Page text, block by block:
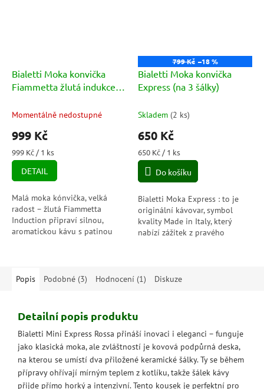
Bialetti Moka konvička
Fiammetta žlutá indukce
Momentálně nedostupné
999 Kč
Měrná
cena:
999 Kč / 1 ks
DETAIL
Malá moka kónvička, velká
radost – žlutá Fiammetta
Induction připraví silnou,
aromatickou kávu s patinou
799 Kč –18 %
Bialetti Moka konvička
Express (na 3 šálky)
Skladem (2 ks)
650 Kč
Měrná
cena:
650 Kč / 1 ks
Do košíku
Bialetti Moka Express : to je
originální kávovar, symbol
kvality Made in Italy, který
nabízí zážitek z pravého
Popis Podobné (3) Hodnocení (1) Diskuze
Detailní popis produktu
Bialetti Mini Express Rossa přináší inovaci i eleganci – funguje
jako klasická moka, ale zvláštností je kovová podpůrná deska,
na kterou se umístí dva přiložené keramické šálky. Ty se během
přípravy ohřívají mírným teplem z kotlíku, takže šálek kávy
přijde přímo horký a intenzivní. Tento kousek je perfektní pro